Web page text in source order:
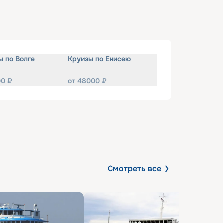
по Волге
₽
Круизы по Енисею
от 48000 ₽
Смотреть все